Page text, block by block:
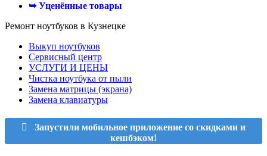
➥ Уценённые товары
Ремонт ноутбуков в Кузнецке
Выкуп ноутбуков
Сервисный центр
УСЛУГИ И ЦЕНЫ
Чистка ноутбука от пыли
Замена матрицы (экрана)
Замена клавиатуры
Запустили мобильное приложение со скидками и
кешбэком!